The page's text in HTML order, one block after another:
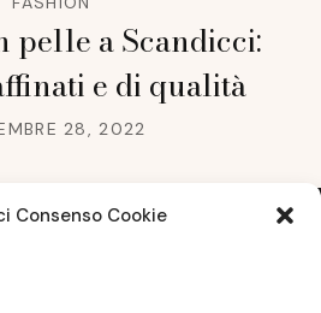
Consenso Cookie
pelle a Scandicci:
e di qualità
28, 2022